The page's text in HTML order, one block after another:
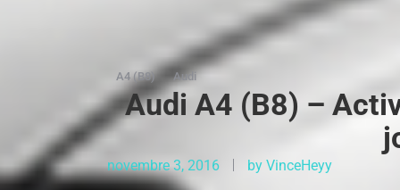
A4 (B8) Audi
Audi A4 (B8) –
novembre 3, 2016 by VinceHeyy